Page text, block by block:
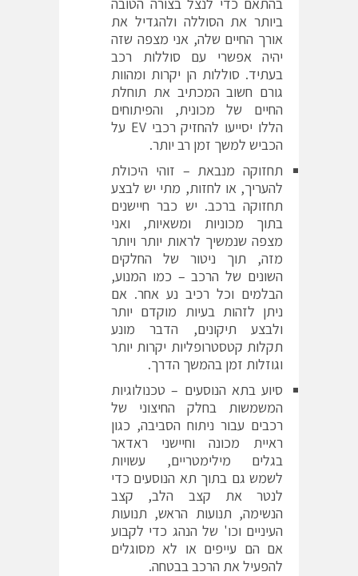
ביותר את הסוללה ולהגדיל את
אורך החיים שלה, אני מצפה שזה
יהיה אפשרי עם סוללות רכב
בעתיד. סוללות הן יקרות ומהוות
גורם חשוב המכתיב את תוחלת
החיים של מכונית, והפיתוחים
הללו יסייעו להחזיק רכבי EV על
הכביש למשך זמן רב יותר.
תחזוקה מנבאת – זוהי היכולת
להעריך, או לחזות, מתי יש לבצע
תחזוקה ברכב. יש כבר חיישנים
בתוך מכוניות ומשאיות, ואני
מצפה שנמשיך לראות יותר ויותר
מזה, תוך ניטור של החלקים
השונים של הרכב – כמו המנוע,
הבלמים וכל רכיב נע אחר. אם
ניתן לזהות בעיות מוקדם יותר
ולבצע תיקונים, הדבר מונע
תקלות קטסטרופליות יקרות יותר
וגוזלות זמן בהמשך הדרך.
סיוע בתא הנוסעים – טכנולוגיות
המשמשות בחלק החיצוני של
רכבים עבור ניתוח הסביבה, כגון
ראיית מכונה וחיישני ראדאר
בגלים מילימטריים, עשויות
לשמש גם בתוך תא הנוסעים כדי
לנטר את קצב הלב, קצב
הנשימה, תנועות הראש, תנועות
העיניים וכו' של הנהג כדי לקבוע
אם הם עייפים או לא מסוגלים
להפעיל את הרכב בבטחה.